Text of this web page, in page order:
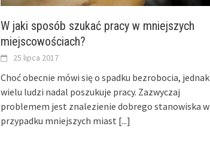
W jaki sposób szukać pracy w mniejszych
miejscowościach?
25 lipca 2017
Choć obecnie mówi się o spadku bezrobocia, jednak
wielu ludzi nadal poszukuje pracy. Zazwyczaj
problemem jest znalezienie dobrego stanowiska w
przypadku mniejszych miast [...]